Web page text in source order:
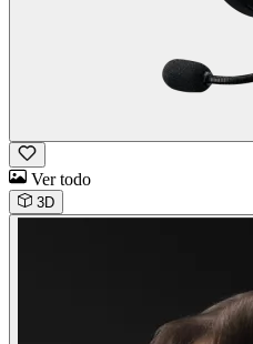
Ver todo
3D